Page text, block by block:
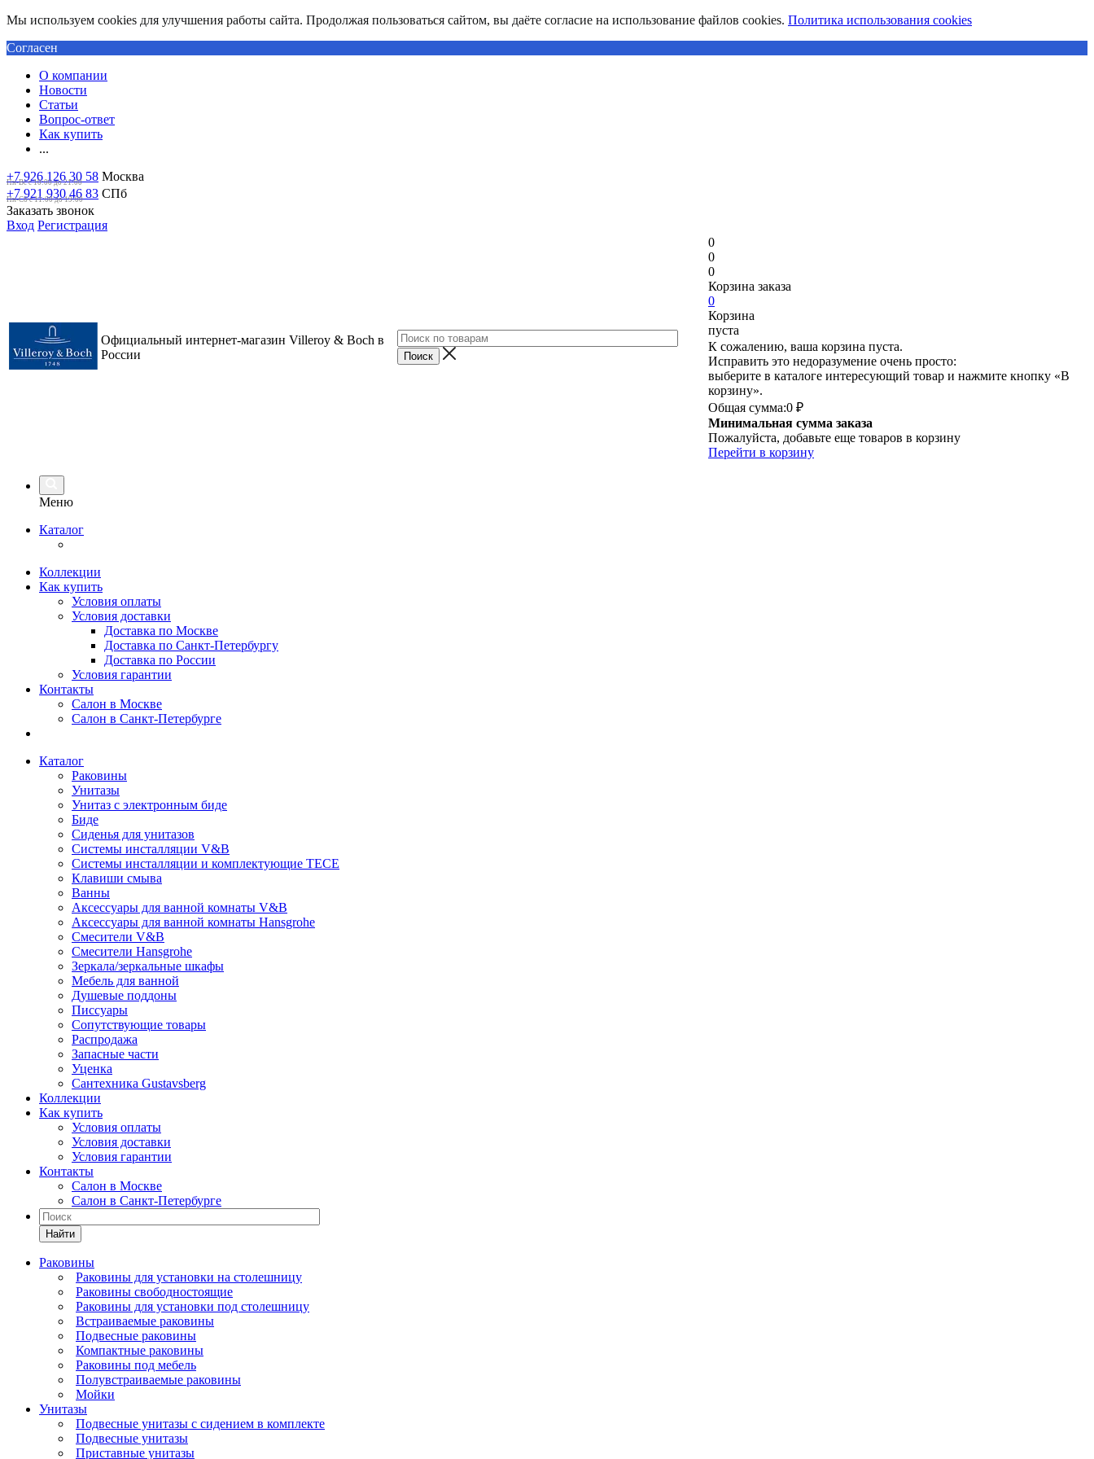
Мы используем cookies для улучшения работы сайта. Продолжая пользоваться сайтом, вы даёте согласие на использование файлов cookies. Политика использования cookies
Согласен
О компании
Новости
Статьи
Вопрос-ответ
Как купить
...
+7 926 126 30 58 Москва
Пн-Вс с 10:00 до 21:00
+7 921 930 46 83 СПб
Пн-Сб c 11:00 до 19:00
Заказать звонок
Вход Регистрация
Официальный интернет-магазин Villeroy & Boch в
России
0
0
0
Корзина заказа
0
Корзина
пуста
К сожалению, ваша корзина пуста.
Исправить это недоразумение очень просто:
выберите в каталоге интересующий товар и нажмите кнопку «В
корзину».
Общая сумма:0 ₽
Минимальная сумма заказа
Пожалуйста, добавьте еще товаров в корзину
Перейти в корзину
Меню
Каталог
Коллекции
Как купить
Условия оплаты
Условия доставки
Доставка по Москве
Доставка по Санкт-Петербургу
Доставка по России
Условия гарантии
Контакты
Салон в Москве
Салон в Санкт-Петербурге
Каталог
Раковины
Унитазы
Унитаз с электронным биде
Биде
Сиденья для унитазов
Системы инсталляции V&B
Системы инсталляции и комплектующие TECE
Клавиши смыва
Ванны
Аксессуары для ванной комнаты V&B
Аксессуары для ванной комнаты Hansgrohe
Смесители V&B
Смесители Hansgrohe
Зеркала/зеркальные шкафы
Мебель для ванной
Душевые поддоны
Писсуары
Сопутствующие товары
Распродажа
Запасные части
Уценка
Сантехника Gustavsberg
Коллекции
Как купить
Условия оплаты
Условия доставки
Условия гарантии
Контакты
Салон в Москве
Салон в Санкт-Петербурге
Найти
Раковины
Раковины для установки на столешницу
Раковины свободностоящие
Раковины для установки под столешницу
Встраиваемые раковины
Подвесные раковины
Компактные раковины
Раковины под мебель
Полувстраиваемые раковины
Мойки
Унитазы
Подвесные унитазы с сидением в комплекте
Подвесные унитазы
Приставные унитазы